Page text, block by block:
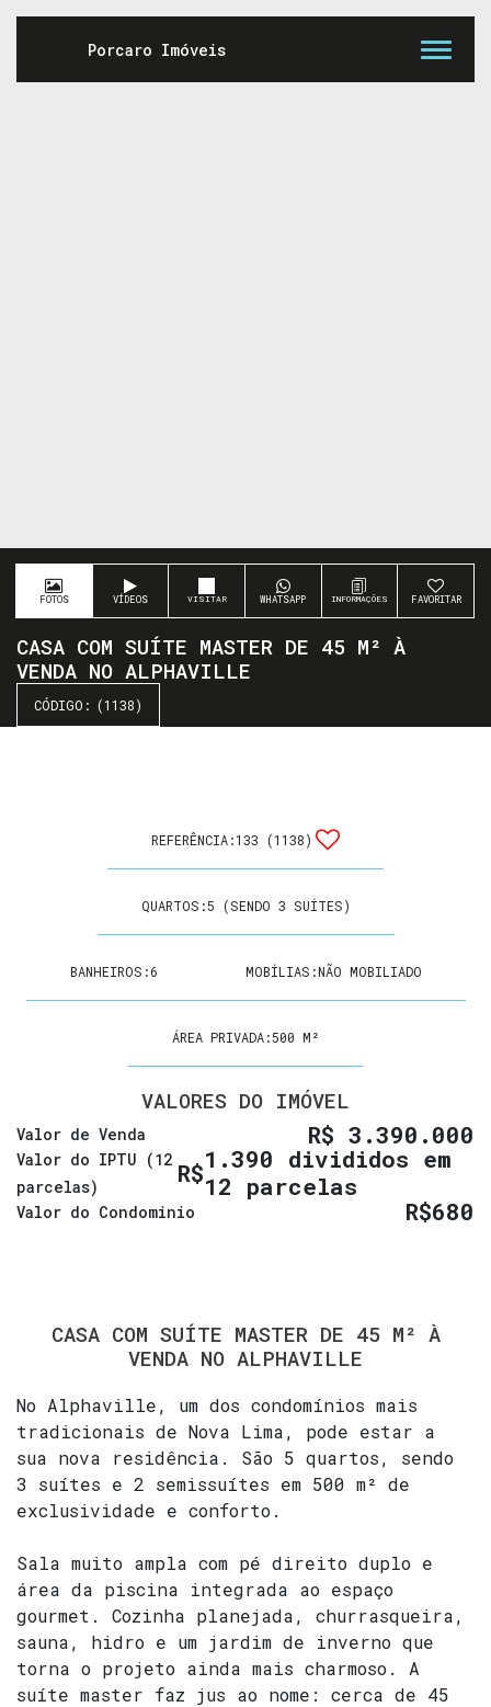
FOTOS VÍDEOS WHATSAPP FAVORITAR
CASA COM SUÍTE MASTER DE 45 M² À
VENDA NO ALPHAVILLE
(1138)
REFERÊNCIA:133 (1138)
QUARTOS:5 (SENDO 3 SUÍTES)
BANHEIROS:6 MOBÍLIAS:NÃO MOBILIADO
ÁREA PRIVADA:500 M²
VALORES DO IMÓVEL
R$ 3.390.000
Valor de Venda
Valor do IPTU (12
parcelas)
R$1.390 divididos em
12 parcelas
Valor do Condominio R$680
CASA COM SUÍTE MASTER DE 45 M² À
VENDA NO ALPHAVILLE
No Alphaville, um dos condomínios mais
tradicionais de Nova Lima, pode estar a
sua nova residência. São 5 quartos, sendo
3 suítes e 2 semissuítes em 500 m² de
exclusividade e conforto.
Sala muito ampla com pé direito duplo e
área da piscina integrada ao espaço
gourmet. Cozinha planejada, churrasqueira,
sauna, hidro e um jardim de inverno que
torna o projeto ainda mais charmoso. A
suíte master faz jus ao nome: cerca de 45